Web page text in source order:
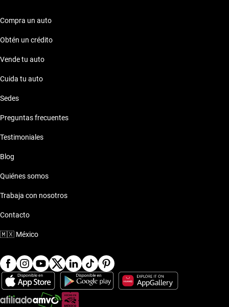
Compra un auto
Obtén un crédito
Vende tu auto
Cuida tu auto
Sedes
Preguntas frecuentes
Testimoniales
Blog
Quiénes somos
Trabaja con nosotros
Contacto
🇲🇽 México